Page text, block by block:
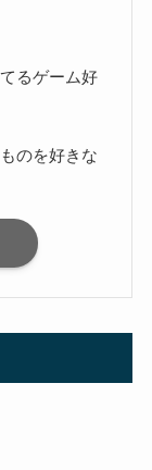
るゲーム好
のを好きな